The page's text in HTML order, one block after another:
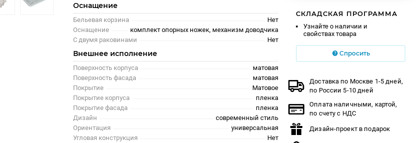
Оснащение
Бельевая корзина
Нет
Оснащение
комплект опорных ножек, механизм доводчика
С двумя раковинами
Нет
Внешнее исполнение
Поверхность корпуса
матовая
Поверхность фасада
матовая
Покрытие
Матовое
Покрытие корпуса
пленка
Покрытие фасада
пленка
Дизайн
современный стиль
Ориентация
универсальная
Угловая конструкция
Нет
СКЛАДСКАЯ ПРОГРАММА
Узнайте о наличии и
свойствах товара
Спросить
Доставка по Москве 1-5 дней,
по России 5-10 дней
Оплата наличными, картой,
по счету с НДС
Дизайн-проект в подарок